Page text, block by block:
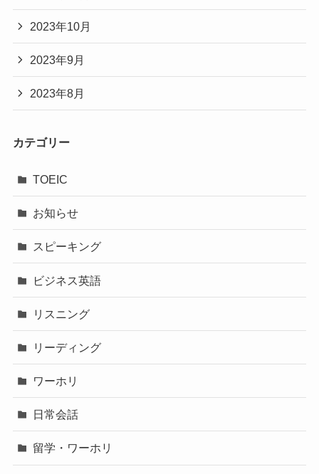
2023年10月
2023年9月
2023年8月
カテゴリー
TOEIC
お知らせ
スピーキング
ビジネス英語
リスニング
リーディング
ワーホリ
日常会話
留学・ワーホリ